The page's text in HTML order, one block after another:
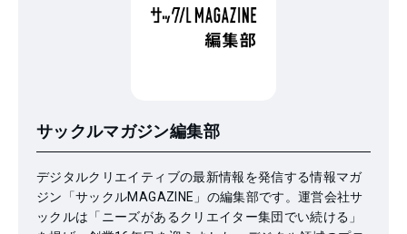
サックルマガジン編集部
デジタルクリエイティブの最新情報を発信する情報マガ
ジン「サックルMAGAZINE」の編集部です。運営会社サ
ックルは「ニーズがあるクリエイター集団でい続ける」